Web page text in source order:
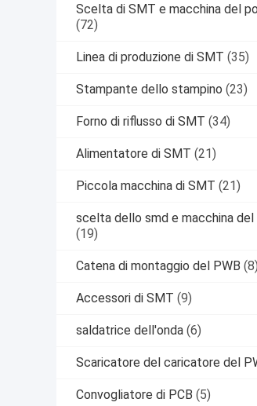
Scelta di SMT e macchina del
(72)
Linea di produzione di SMT (35)
Stampante dello stampino (23)
Forno di riflusso di SMT (34)
Alimentatore di SMT (21)
Piccola macchina di SMT (21)
scelta dello smd e macchina
(19)
Catena di montaggio del PWB (8)
Accessori di SMT (9)
saldatrice dell'onda (6)
Scaricatore del caricatore del
Convogliatore di PCB (5)